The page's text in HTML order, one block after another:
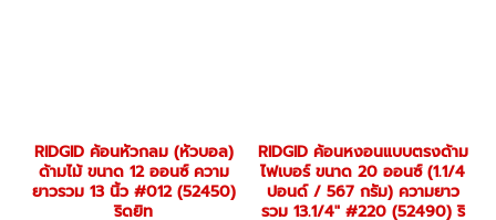
RIDGID ค้อนหัวกลม (หัวบอล)
ด้ามไม้ ขนาด 12 ออนซ์ ความ
ยาวรวม 13 นิ้ว #012 (52450)
ริดยิท
RIDGID ค้อนหงอนแบบตรงด้าม
ไฟเบอร์ ขนาด 20 ออนซ์ (1.1/4
ปอนด์ / 567 กรัม) ความยาว
รวม 13.1/4" #220 (52490) ริ